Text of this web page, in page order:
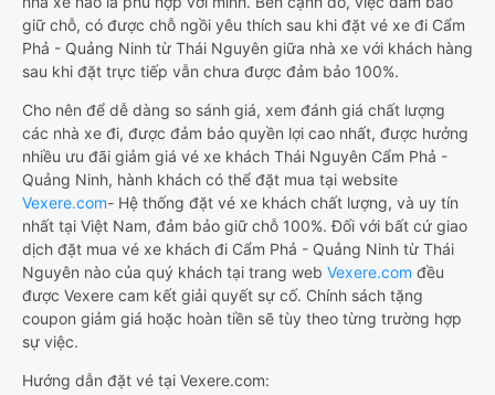
giữ chỗ, có được chỗ ngồi yêu thích sau khi đặt vé xe đi Cẩm
Phả - Quảng Ninh từ Thái Nguyên giữa nhà xe với khách hàng
sau khi đặt trực tiếp vẫn chưa được đảm bảo 100%.
Cho nên để dễ dàng so sánh giá, xem đánh giá chất lượng
các nhà xe đi, được đảm bảo quyền lợi cao nhất, được hưởng
nhiều ưu đãi giảm giá vé xe khách Thái Nguyên Cẩm Phả -
Quảng Ninh, hành khách có thể đặt mua tại website
Vexere.com- Hệ thống đặt vé xe khách chất lượng, và uy tín
nhất tại Việt Nam, đảm bảo giữ chỗ 100%. Đối với bất cứ giao
dịch đặt mua vé xe khách đi Cẩm Phả - Quảng Ninh từ Thái
Nguyên nào của quý khách tại trang web Vexere.com đều
được Vexere cam kết giải quyết sự cố. Chính sách tặng
coupon giảm giá hoặc hoàn tiền sẽ tùy theo từng trường hợp
sự việc.
Hướng dẫn đặt vé tại Vexere.com: